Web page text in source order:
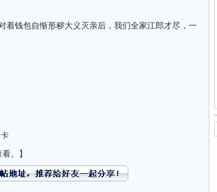
着钱包自惭形秽大义灭亲后，我们全家江郎才尽，一
。】